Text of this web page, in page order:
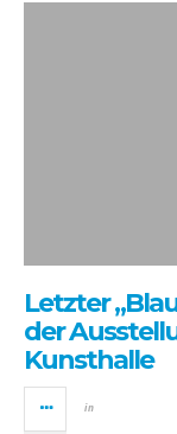
Letzter
der
Kunsthalle
in